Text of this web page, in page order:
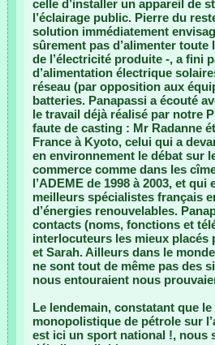
celle d’installer un appareil de
l’éclairage public. Pierre du
solution immédiatement
sûrement pas d’alimenter toute
de l’électricité produite -, a fini
d’alimentation électrique
réseau (par opposition aux
batteries. Panapassi a écouté
le travail déjà réalisé par notre
faute de casting : Mr Radanne
France à Kyoto, celui qui a
en environnement le débat sur
commerce comme dans les
l’ADEME de 1998 à 2003, et
meilleurs spécialistes français
d’énergies renouvelables.
contacts (noms, fonctions et
interlocuteurs les mieux
et Sarah. Ailleurs dans le
ne sont tout de même pas des
nous entouraient nous
Le lendemain, constatant que
monopolistique de pétrole sur
est ici un sport national !, nous